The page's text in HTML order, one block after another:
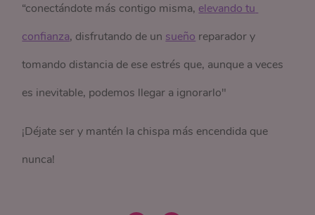
“conectándote más contigo misma, elevando tu
confianza, disfrutando de un sueño reparador y
tomando distancia de ese estrés que, aunque a veces
es inevitable, podemos llegar a ignorarlo"
¡Déjate ser y mantén la chispa más encendida que
nunca!